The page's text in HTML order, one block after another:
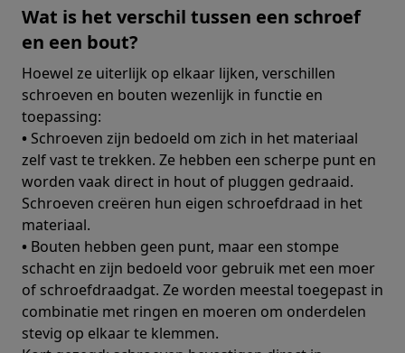
Wat is het verschil tussen een schroef
en een bout?
Hoewel ze uiterlijk op elkaar lijken, verschillen
schroeven en bouten wezenlijk in functie en
toepassing:
• Schroeven zijn bedoeld om zich in het materiaal
zelf vast te trekken. Ze hebben een scherpe punt en
worden vaak direct in hout of pluggen gedraaid.
Schroeven creëren hun eigen schroefdraad in het
materiaal.
• Bouten hebben geen punt, maar een stompe
schacht en zijn bedoeld voor gebruik met een moer
of schroefdraadgat. Ze worden meestal toegepast in
combinatie met ringen en moeren om onderdelen
stevig op elkaar te klemmen.